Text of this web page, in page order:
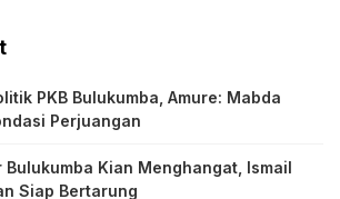
PKB Bulukumba, Amure: Mabda
Perjuangan
Bulukumba Kian Menghangat, Ismail
Siap Bertarung